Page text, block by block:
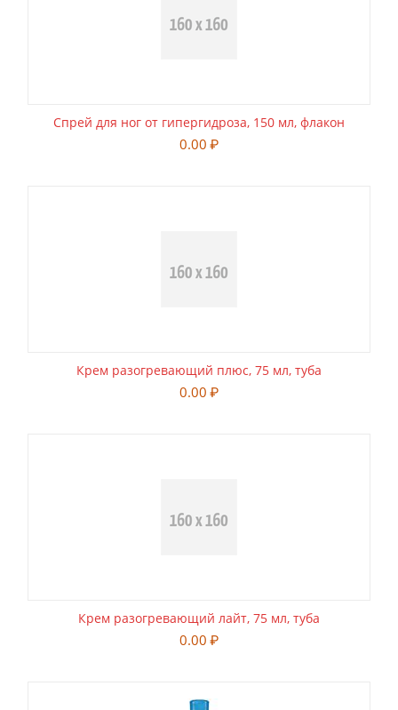
Спрей для ног от гипергидроза, 150 мл, флакон
0.00 ₽
Крем разогревающий плюс, 75 мл, туба
0.00 ₽
Крем разогревающий лайт, 75 мл, туба
0.00 ₽